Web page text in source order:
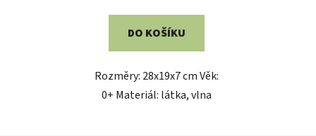
DO KOŠÍKU
Rozměry: 28x19x7 cm Věk:
0+ Materiál: látka, vlna